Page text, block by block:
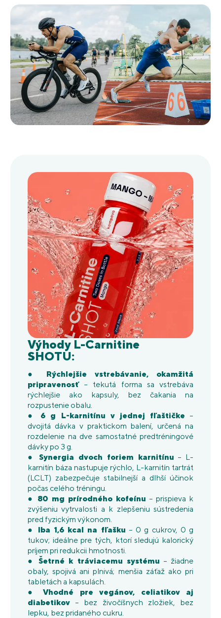
Výhody L-Carnitine
SHOTU:
● Rýchlejšie vstrebávanie, okamžitá
pripravenosť– tekutá forma sa vstrebáva
rýchlejšie ako kapsuly, bez čakania na
rozpustenie obalu.
● 6 g L-karnitínu v jednej fľaštičke –
dvojitá dávka v praktickom balení, určená na
rozdelenie na dve samostatné predtréningové
dávky po 3 g.
●Synergia dvoch foriem karnitínu – L-
karnitín báza nastupuje rýchlo, L-karnitín tartrát
(LCLT) zabezpečuje stabilnejší a dlhší účinok
počas celého tréningu.
● 80 mg prírodného kofeínu – prispieva k
zvýšeniu vytrvalosti a k zlepšeniu sústredenia
pred fyzickým výkonom.
● Iba 1,6 kcal na fľašku – 0 g cukrov, 0 g
tukov; ideálne pre tých, ktorí sledujú kalorický
príjem pri redukcii hmotnosti.
●Šetrné k tráviacemu systému – žiadne
obaly, spojivá ani plnivá; menšia záťaž ako pri
tabletách a kapsulách.
● Vhodné pre vegánov, celiatikov aj
diabetikov – bez živočíšnych zložiek, bez
lepku, bez pridaného cukru.